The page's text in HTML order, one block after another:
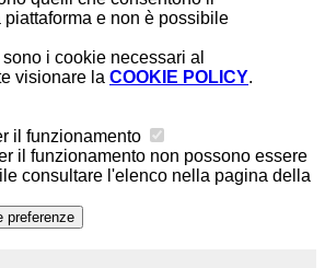
e non è possibile
i cookie necessari al
visionare la COOKIE POLICY.
il funzionamento
il funzionamento non possono essere
consultare l'elenco nella pagina della
preferenze